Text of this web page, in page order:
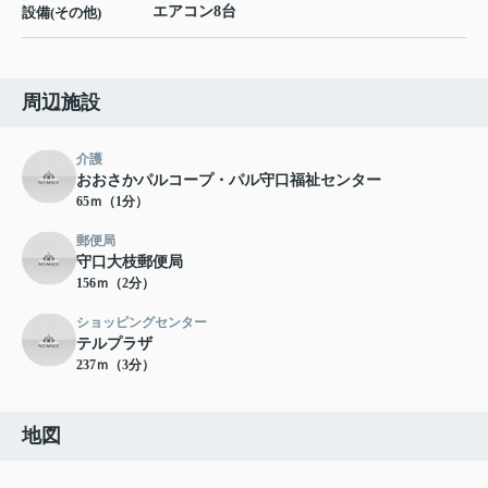
設備(その他) エアコン8台
周辺施設
介護
おおさかパルコープ・パル守口福祉センター
65ｍ（1分）
郵便局
守口大枝郵便局
156ｍ（2分）
ショッピングセンター
テルプラザ
237ｍ（3分）
地図